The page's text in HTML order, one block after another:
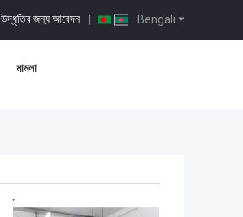
Bengali
উদ্ধৃতির জন্য আবেদন |
মামলা
ভালো দাম